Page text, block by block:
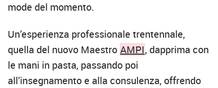
mode del momento.
Un’esperienza professionale trentennale,
quella del nuovo Maestro AMPI, dapprima con
le mani in pasta, passando poi
all’insegnamento e alla consulenza, offrendo